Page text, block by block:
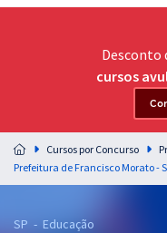
Assinatura OAB Até
Acesso ilimitado a toda
Residências
Preparação completa e
residências em saúde do Brasil
Desconto
cursos
Cursos por Concurso
SP - Educação